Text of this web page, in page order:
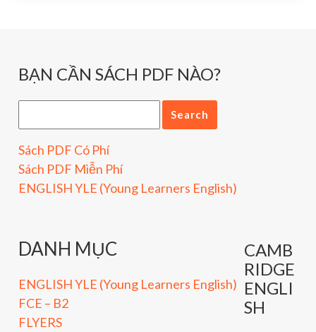
BẠN CẦN SÁCH PDF NÀO?
Sách PDF Có Phí
Sách PDF Miễn Phí
ENGLISH YLE (Young Learners English)
DANH MỤC
ENGLISH YLE (Young Learners English)
FCE – B2
FLYERS
CAMB
RIDGE
ENGLI
SH